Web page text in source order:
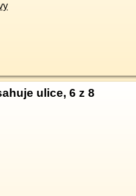
ulice, 6 z 8